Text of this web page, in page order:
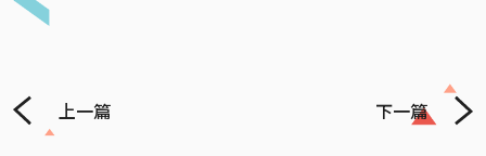
上一篇 下一篇